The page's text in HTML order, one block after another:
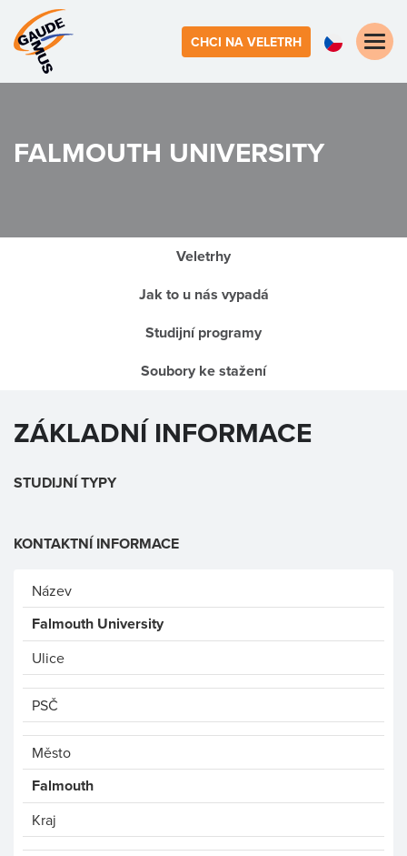
CHCI NA VELETRH
Toggle
FALMOUTH UNIVERSITY
Veletrhy
Jak to u nás vypadá
Studijní programy
Soubory ke stažení
ZÁKLADNÍ INFORMACE
STUDIJNÍ TYPY
KONTAKTNÍ INFORMACE
Název
Falmouth University
Ulice
PSČ
Město
Falmouth
Kraj